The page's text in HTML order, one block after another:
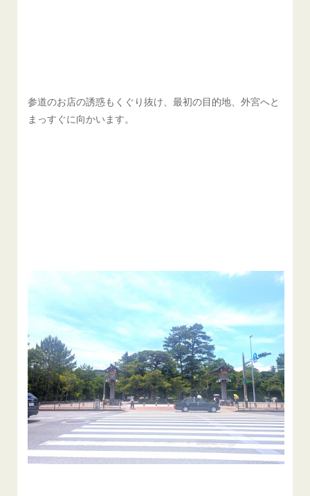
参道のお店の誘惑もくぐり抜け、最初の目的地、外宮へと
まっすぐに向かいます。